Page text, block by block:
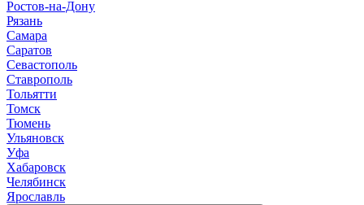
Ростов-на-Дону
Рязань
Самара
Саратов
Севастополь
Ставрополь
Тольятти
Томск
Тюмень
Ульяновск
Уфа
Хабаровск
Челябинск
Ярославль